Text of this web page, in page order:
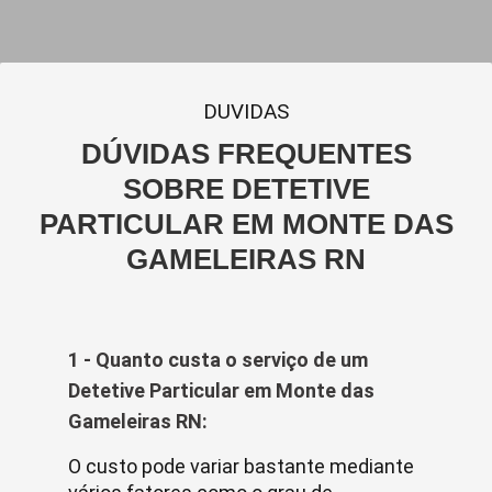
DUVIDAS
DÚVIDAS FREQUENTES
SOBRE DETETIVE
PARTICULAR EM MONTE DAS
GAMELEIRAS RN
1 - Quanto custa o serviço de um
Detetive Particular em Monte das
Gameleiras RN:
O custo pode variar bastante mediante